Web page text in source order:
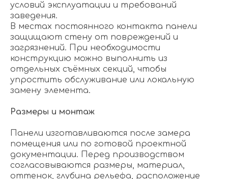
условий эксплуатации и требований
заведения.
В местах постоянного контакта панели
защищают стену от повреждений и
загрязнений. При необходимости
конструкцию можно выполнить из
отдельных съёмных секций, чтобы
упростить обслуживание или локальную
замену элемента.
Размеры и монтаж
Панели изготавливаются после замера
помещения или по готовой проектной
документации. Перед производством
согласовываются размеры, материал,
оттенок, глубина рельефа, расположение